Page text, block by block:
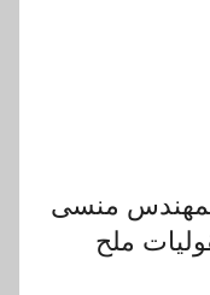
منسى
ملح